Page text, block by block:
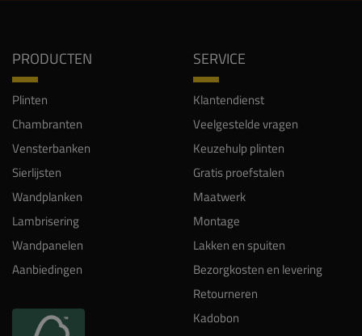
PRODUCTEN
Plinten
Chambranten
Vensterbanken
Sierlijsten
Wandplanken
Lambrisering
Wandpanelen
Aanbiedingen
SERVICE
Klantendienst
Veelgestelde vragen
Keuzehulp plinten
Gratis proefstalen
Maatwerk
Montage
Lakken en spuiten
Bezorgkosten en levering
Retourneren
Kadobon